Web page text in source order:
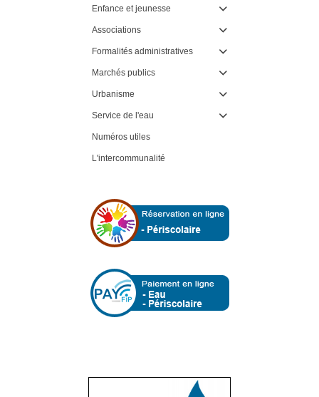
Enfance et jeunesse 
Associations 
Formalités administratives 
Marchés publics 
Urbanisme 
Service de l'eau 
Numéros utiles
L'intercommunalité